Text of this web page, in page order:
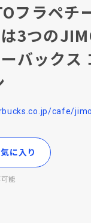
フラペチ
3つの
バックス
cafe/
に入り
能